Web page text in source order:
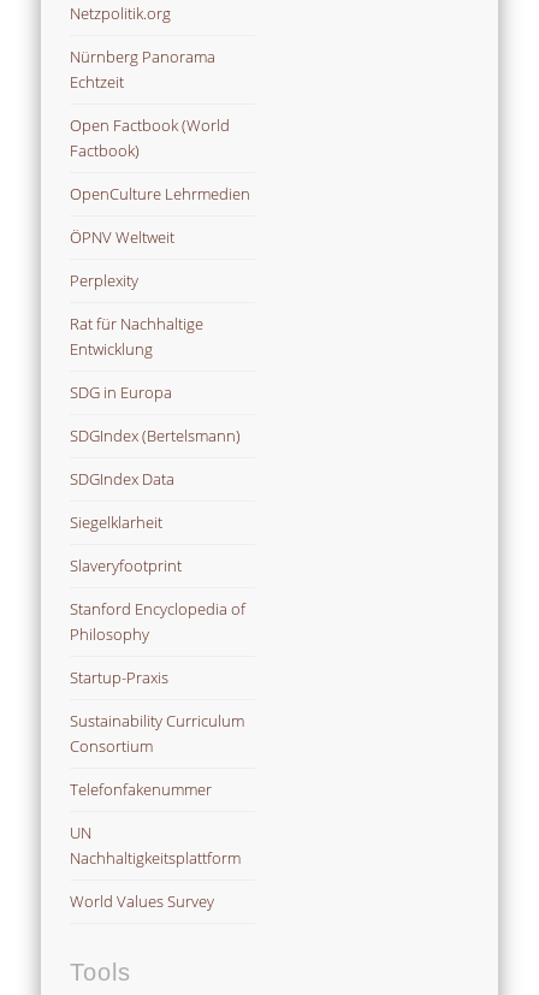
Netzpolitik.org
Nürnberg Panorama
Echtzeit
Open Factbook (World
Factbook)
OpenCulture Lehrmedien
ÖPNV Weltweit
Perplexity
Rat für Nachhaltige
Entwicklung
SDG in Europa
SDGIndex (Bertelsmann)
SDGIndex Data
Siegelklarheit
Slaveryfootprint
Stanford Encyclopedia of
Philosophy
Startup-Praxis
Sustainability Curriculum
Consortium
Telefonfakenummer
UN
Nachhaltigkeitsplattform
World Values Survey
Tools